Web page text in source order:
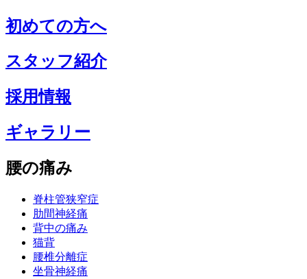
初めての方へ
スタッフ紹介
採用情報
ギャラリー
腰の痛み
脊柱管狭窄症
肋間神経痛
背中の痛み
猫背
腰椎分離症
坐骨神経痛